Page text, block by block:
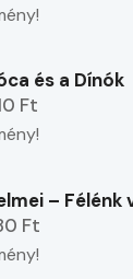
és a Dínók
Ft
– Félénk
Ft